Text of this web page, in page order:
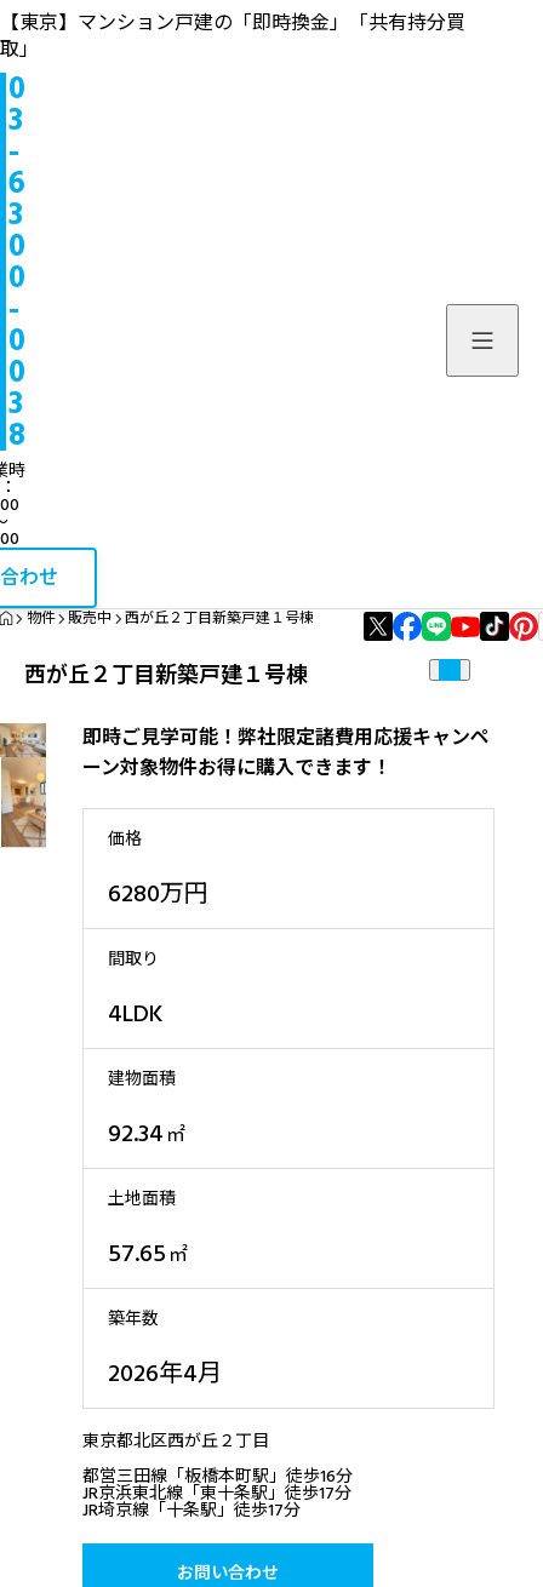
エリア資産分析
不動産買取
【東京】マンション戸建の「即時換金」「共有持分買
取」
0
3
-
6
3
0
0
-
0
0
3
8
時
わせ
HOME
物件 販売中 西が丘２丁目新築戸建１号棟
西が丘２丁目新築戸建１号棟
即時ご見学可能！弊社限定諸費用応援キャンペ
ーン対象物件お得に購入できます！
価格
6280万円
間取り
4LDK
建物面積
92.34 ㎡
土地面積
57.65 ㎡
築年数
2026年4月
東京都北区西が丘２丁目
都営三田線「板橋本町駅」徒歩16分
JR京浜東北線「東十条駅」徒歩17分
JR埼京線「十条駅」徒歩17分
お問い合わせ